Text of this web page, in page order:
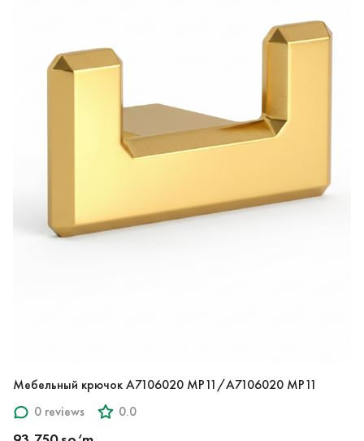
Мебельный крючок A7106020 MP11/A7106020 MP11
0 reviews
0.0